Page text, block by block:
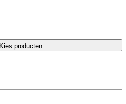
Kies producten